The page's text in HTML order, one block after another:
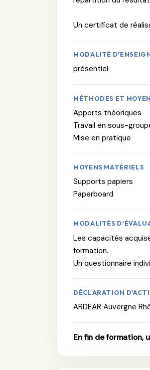
Un certificat de
MODALITÉ
présentiel
MÉTHODES ET
Apports théoriques
Travail en sous-
Mise en pratique
MOYENS MATÉRIELS
Supports papiers
Paperboard
MODALITÉS
Les capacités
formation.
Un questionnaire
DÉCLARATION
ARDEAR Auvergne
En fin de formation,